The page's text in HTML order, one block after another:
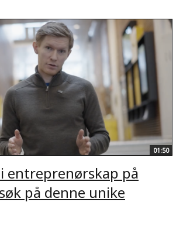
01:50
entreprenørskap på
på denne unike